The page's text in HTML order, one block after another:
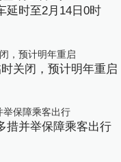
延时至2月14日0时
关闭，预计明年重启
措并举保障乘客出行